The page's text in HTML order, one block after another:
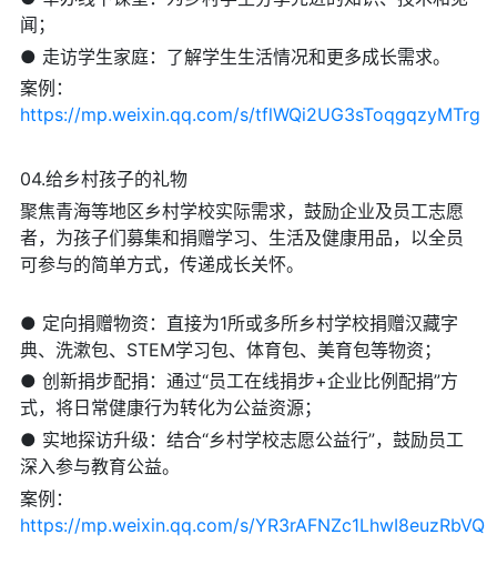
闻；
● 走访学生家庭：了解学生生活情况和更多成长需求。
案例：
https://mp.weixin.qq.com/s/tflWQi2UG3sToqgqzyMTrg
04.给乡村孩子的礼物
聚焦青海等地区乡村学校实际需求，鼓励企业及员工志愿
者，为孩子们募集和捐赠学习、生活及健康用品，以全员
可参与的简单方式，传递成长关怀。
● 定向捐赠物资：直接为1所或多所乡村学校捐赠汉藏字
典、洗漱包、STEM学习包、体育包、美育包等物资；
● 创新捐步配捐：通过“员工在线捐步+企业比例配捐”方
式，将日常健康行为转化为公益资源；
● 实地探访升级：结合“乡村学校志愿公益行”，鼓励员工
深入参与教育公益。
案例：
https://mp.weixin.qq.com/s/YR3rAFNZc1LhwI8euzRbVQ